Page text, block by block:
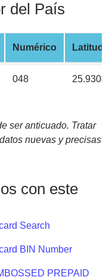
del País
Numérico Latitud
048
ser anticuado. Tratar
nuevas y precisas
con este
Search
BIN Number
PREPAID